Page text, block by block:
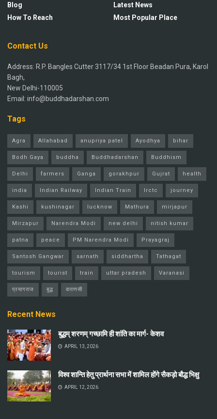
Blog
How To Reach
Latest News
Most Popular Place
Contact Us
Address: R.P. Bangles Cutter 3117/34 1st Floor Beadan Pura, Karol
Bagh,
New Delhi-110005
Email: info@buddhadarshan.com
Tags
Agra Allahabad anupriya patel Ayodhya bihar
Bodh Gaya buddha Buddhadarshan Buddhism
Delhi farmers Ganga gorakhpur Gujrat health
india Indian Railway Indian Train Irctc journey
Kashi kushinagar lucknow Mathura mirjapur
Mirzapur Narendra Modi new delhi nitish kumar
patna peace PM Narendra Modi Prayagraj
Santosh Gangwar sarnath siddhartha Tathagat
tourism tourist train uttar pradesh Varanasi
प्रयागराज बुद्ध वाराणसी
Recent News
बुद्धम् शरणम् गच्छामि ही शांति का मार्ग- केशव
APRIL 13, 2026
विश्व शान्ति हेतु प्रार्थना सभा में शामिल होंगे सैकड़ो बौद्ध भिक्षु
APRIL 12, 2026